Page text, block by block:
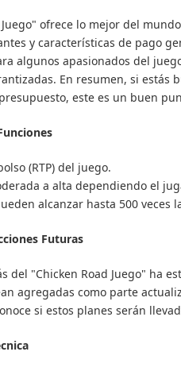
Juego" ofrece lo mejor del
y características de pago
algunos apasionados del
En resumen, si estás
este es un buen
(RTP) del juego.
a alta dependiendo el
alcanzar hasta 500
Futuras
del "Chicken Road Juego" ha
agregadas como parte
si estos planes serán